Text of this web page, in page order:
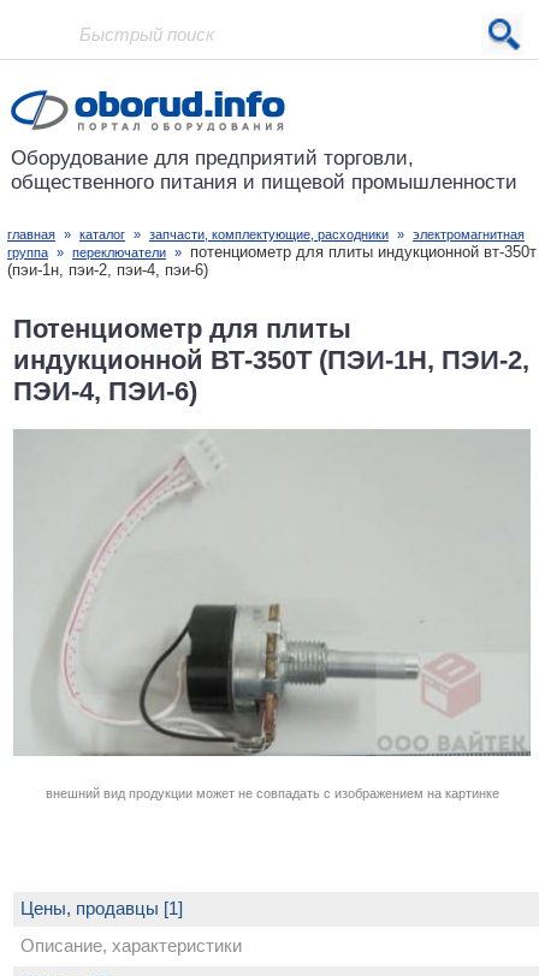
Проект основан в 2001 году
Оборудование для предприятий торговли,
общественного питания и пищевой промышленности
главная » каталог » запчасти, комплектующие, расходники » электромагнитная
группа » переключатели »
потенциометр для плиты индукционной вт-350т
(пэи-1н, пэи-2, пэи-4, пэи-6)
Потенциометр для плиты
индукционной ВТ-350Т (ПЭИ-1Н, ПЭИ-2,
ПЭИ-4, ПЭИ-6)
внешний вид продукции может не совпадать с изображением на картинке
Цены, продавцы [1]
Описание, характеристики